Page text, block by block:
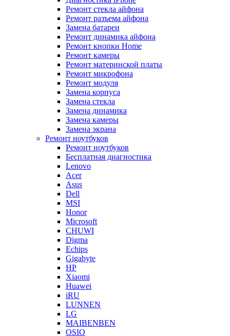
Ремонт стекла айфона
Ремонт разъема айфона
Замена батареи
Ремонт динамика айфона
Ремонт кнопки Home
Ремонт камеры
Ремонт материнской платы
Ремонт микрофона
Ремонт модуля
Замена корпуса
Замена стекла
Замена динамика
Замена камеры
Замена экрана
Ремонт ноутбуков
Ремонт ноутбуков
Бесплатная диагностика
Lenovo
Acer
Asus
Dell
MSI
Honor
Microsoft
CHUWI
Digma
Echips
Gigabyte
HP
Xiaomi
Huawei
iRU
LUNNEN
LG
MAIBENBEN
OSIO